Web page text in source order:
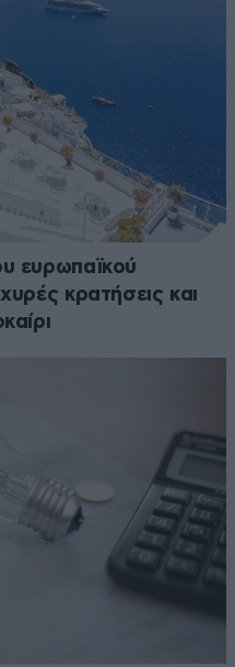
ευρωπαϊκού
κρατήσεις και